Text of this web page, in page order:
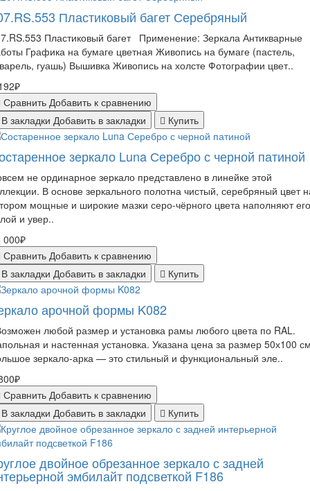
Пластиковый багет Серебряный
Пластиковый багет Применение: Зеркала Антикварные
Графика на бумаге цветная Живопись на бумаге (пастель,
гуашь) Вышивка Живопись на холсте Фотографии цвет..
Сравнить Добавить к сравнению
закладки Добавить в закладки Купить
зеркало Luna Серебро с черной патиной
не ординарное зеркало представлено в линейке этой
В основе зеркального полотна чистый, серебряный цвет
мощные и широкие мазки серо-чёрного цвета наполняют его
и увер..
000₽
Сравнить Добавить к сравнению
закладки Добавить в закладки Купить
арочной формы K082
любой размер и установка рамы любого цвета по RAL.
и настенная установка. Указана цена за размер 50х100
зеркало-арка — это стильный и функциональный эле..
Сравнить Добавить к сравнению
закладки Добавить в закладки Купить
двойное обрезанное зеркало с задней
эмбилайт подсветкой F186